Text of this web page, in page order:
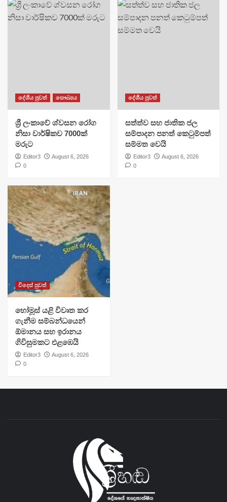
දේශීය පුවත් සෞඛ්‍යය
ශ්‍රී ලංකාවේ ශ්වසන රෝග
නිසා වාර්ෂිකව 7000ක්
මරුට
Editor3
August 6, 2026
0
දේශීය පුවත්
සත්ත්ව සහ ජාතික ජල
සම්පාදන පනත් කෙටුම්පත්
සම්මත වෙයි
Editor3
August 6, 2026
0
විදෙස් පුවත්
හෝමූස් යළි විවෘත කර
ගැනීම සම්බන්ධයෙන්
ඕමානය සහ ඉරානය
ගිවිසුමකට එළඹෙයි
Editor3
August 6, 2026
0